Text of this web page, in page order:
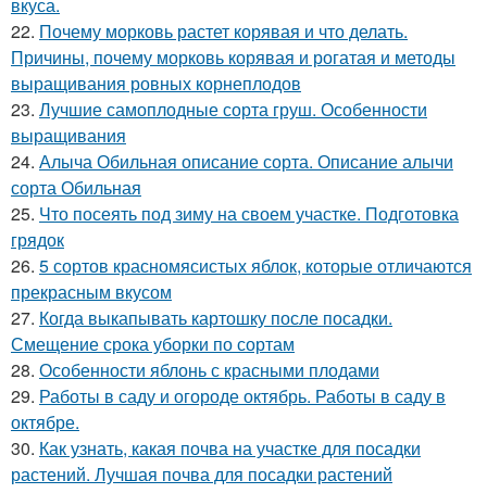
22. Почему морковь растет корявая и что делать.
Причины, почему морковь корявая и рогатая и методы
выращивания ровных корнеплодов
23. Лучшие самоплодные сорта груш. Особенности
выращивания
24. Алыча Обильная описание сорта. Описание алычи
сорта Обильная
25. Что посеять под зиму на своем участке. Подготовка
грядок
26. 5 сортов красномясистых яблок, которые отличаются
прекрасным вкусом
27. Когда выкапывать картошку после посадки.
Смещение срока уборки по сортам
28. Особенности яблонь с красными плодами
29. Работы в саду и огороде октябрь. Работы в саду в
октябре.
30. Как узнать, какая почва на участке для посадки
растений. Лучшая почва для посадки растений